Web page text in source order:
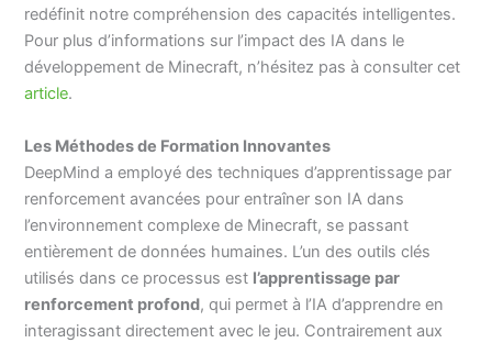
redéfinit notre compréhension des capacités intelligentes.
Pour plus d’informations sur l’impact des IA dans le
développement de Minecraft, n’hésitez pas à consulter cet
article.
Les Méthodes de Formation Innovantes
DeepMind a employé des techniques d’apprentissage par
renforcement avancées pour entraîner son IA dans
l’environnement complexe de Minecraft, se passant
entièrement de données humaines. L’un des outils clés
utilisés dans ce processus est l’apprentissage par
renforcement profond, qui permet à l’IA d’apprendre en
interagissant directement avec le jeu. Contrairement aux